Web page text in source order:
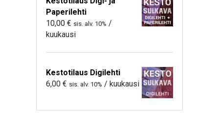
Paperilehti
10,00 € sis. alv. 10% /
kuukausi
Kestotilaus Digilehti
6,00 € sis. alv. 10% / kuukausi